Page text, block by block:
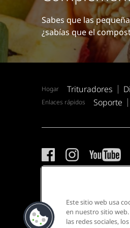
Sabes que las
¿sabías que el
Hogar Trituradores
Enlaces rápidos Soporte
Este sitio web usa
en nuestro sitio
las redes sociales,